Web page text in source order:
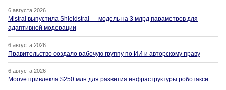
6 августа 2026
Mistral выпустила Shieldstral — модель на 3 млрд параметров для
адаптивной модерации
6 августа 2026
Правительство создало рабочую группу по ИИ и авторскому праву
6 августа 2026
Moove привлекла $250 млн для развития инфраструктуры роботакси